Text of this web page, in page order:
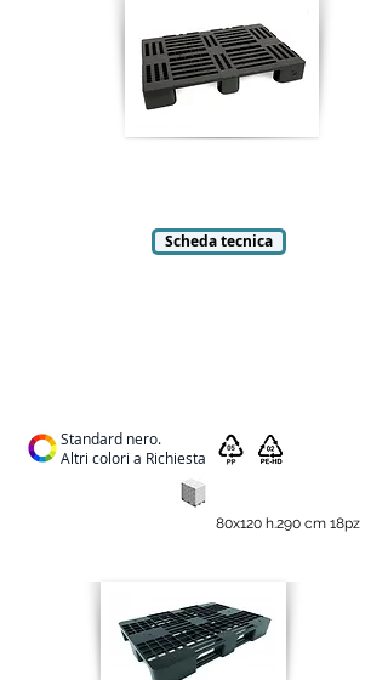
Scheda tecnica
Standard nero.
Altri colori a Richiesta
80x120 h.290 cm 18pz